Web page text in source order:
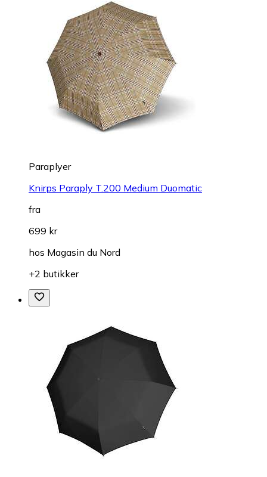
Paraplyer
Knirps Paraply T.200 Medium Duomatic
fra
699 kr
hos Magasin du Nord
+2 butikker